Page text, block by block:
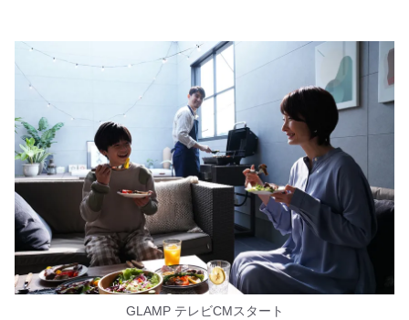
GLAMP テレビCMスタート